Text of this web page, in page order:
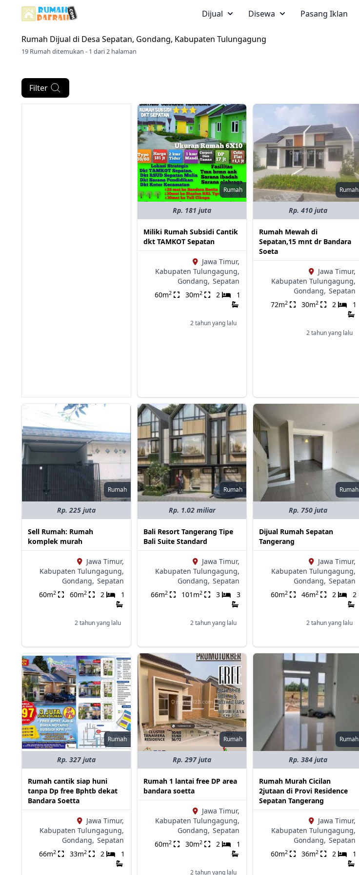
Dijual Disewa Pasang Iklan
Rumah Dijual di Desa Sepatan, Gondang, Kabupaten Tulungagung
19 Rumah ditemukan - 1 dari 2 halaman
Filter
Rumah
Rp. 181 juta
Miliki Rumah Subsidi Cantik
dkt TAMKOT Sepatan
Jawa Timur,
Kabupaten Tulungagung,
Gondang, Sepatan
60m2 30m2 2 1
2 tahun yang lalu
Rumah
Rp. 410 juta
Rumah Mewah di
Sepatan,15 mnt dr Bandara
Soeta
Jawa Timur,
Kabupaten Tulungagung,
Gondang, Sepatan
72m2 30m2 2 1
2 tahun yang lalu
Rumah
Rp. 225 juta
Sell Rumah: Rumah
komplek murah
Jawa Timur,
Kabupaten Tulungagung,
Gondang, Sepatan
60m2 60m2 2 1
2 tahun yang lalu
Rumah
Rp. 1.02 miliar
Bali Resort Tangerang Tipe
Bali Suite Standard
Jawa Timur,
Kabupaten Tulungagung,
Gondang, Sepatan
66m2 101m2 3 3
2 tahun yang lalu
Rumah
Rp. 750 juta
Dijual Rumah Sepatan
Tangerang
Jawa Timur,
Kabupaten Tulungagung,
Gondang, Sepatan
60m2 46m2 2 2
2 tahun yang lalu
Rumah
Rp. 327 juta
Rumah cantik siap huni
tanpa Dp free Bphtb dekat
Bandara Soetta
Jawa Timur,
Kabupaten Tulungagung,
Gondang, Sepatan
66m2 33m2 2 1
Rumah
Rp. 297 juta
Rumah 1 lantai free DP area
bandara soetta
Jawa Timur,
Kabupaten Tulungagung,
Gondang, Sepatan
60m2 30m2 2 1
2 tahun yang lalu
Rumah
Rp. 384 juta
Rumah Murah Cicilan
2jutaan di Provi Residence
Sepatan Tangerang
Jawa Timur,
Kabupaten Tulungagung,
Gondang, Sepatan
60m2 36m2 2 1